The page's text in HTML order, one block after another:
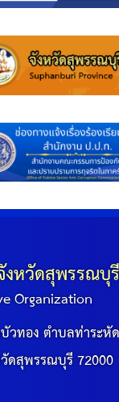
งหวัดสุพรรณบุ
Organization
วทอง ตำบลท่าระหั
ดสุพรรณบุรี 72000